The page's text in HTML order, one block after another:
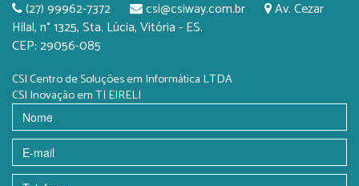
(27) 99962-7372 csi@csiway.com.br
Av. Cezar
Hilal, n° 1325, Sta. Lúcia, Vitória - ES.
CEP: 29056-085
CSI Centro de Soluções em Informática LTDA
CSI Inovação em TI EIRELI